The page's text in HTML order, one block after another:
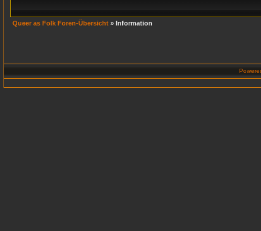
Queer as Folk Foren-Übersicht » Information